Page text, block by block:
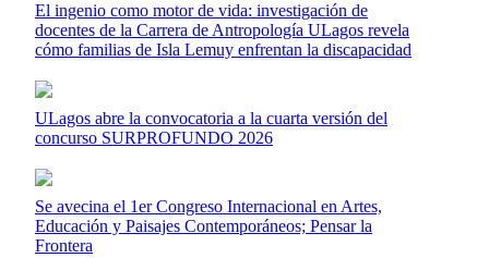
El ingenio como motor de vida: investigación de
docentes de la Carrera de Antropología ULagos revela
cómo familias de Isla Lemuy enfrentan la discapacidad
ULagos abre la convocatoria a la cuarta versión del
concurso SURPROFUNDO 2026
Se avecina el 1er Congreso Internacional en Artes,
Educación y Paisajes Contemporáneos; Pensar la
Frontera